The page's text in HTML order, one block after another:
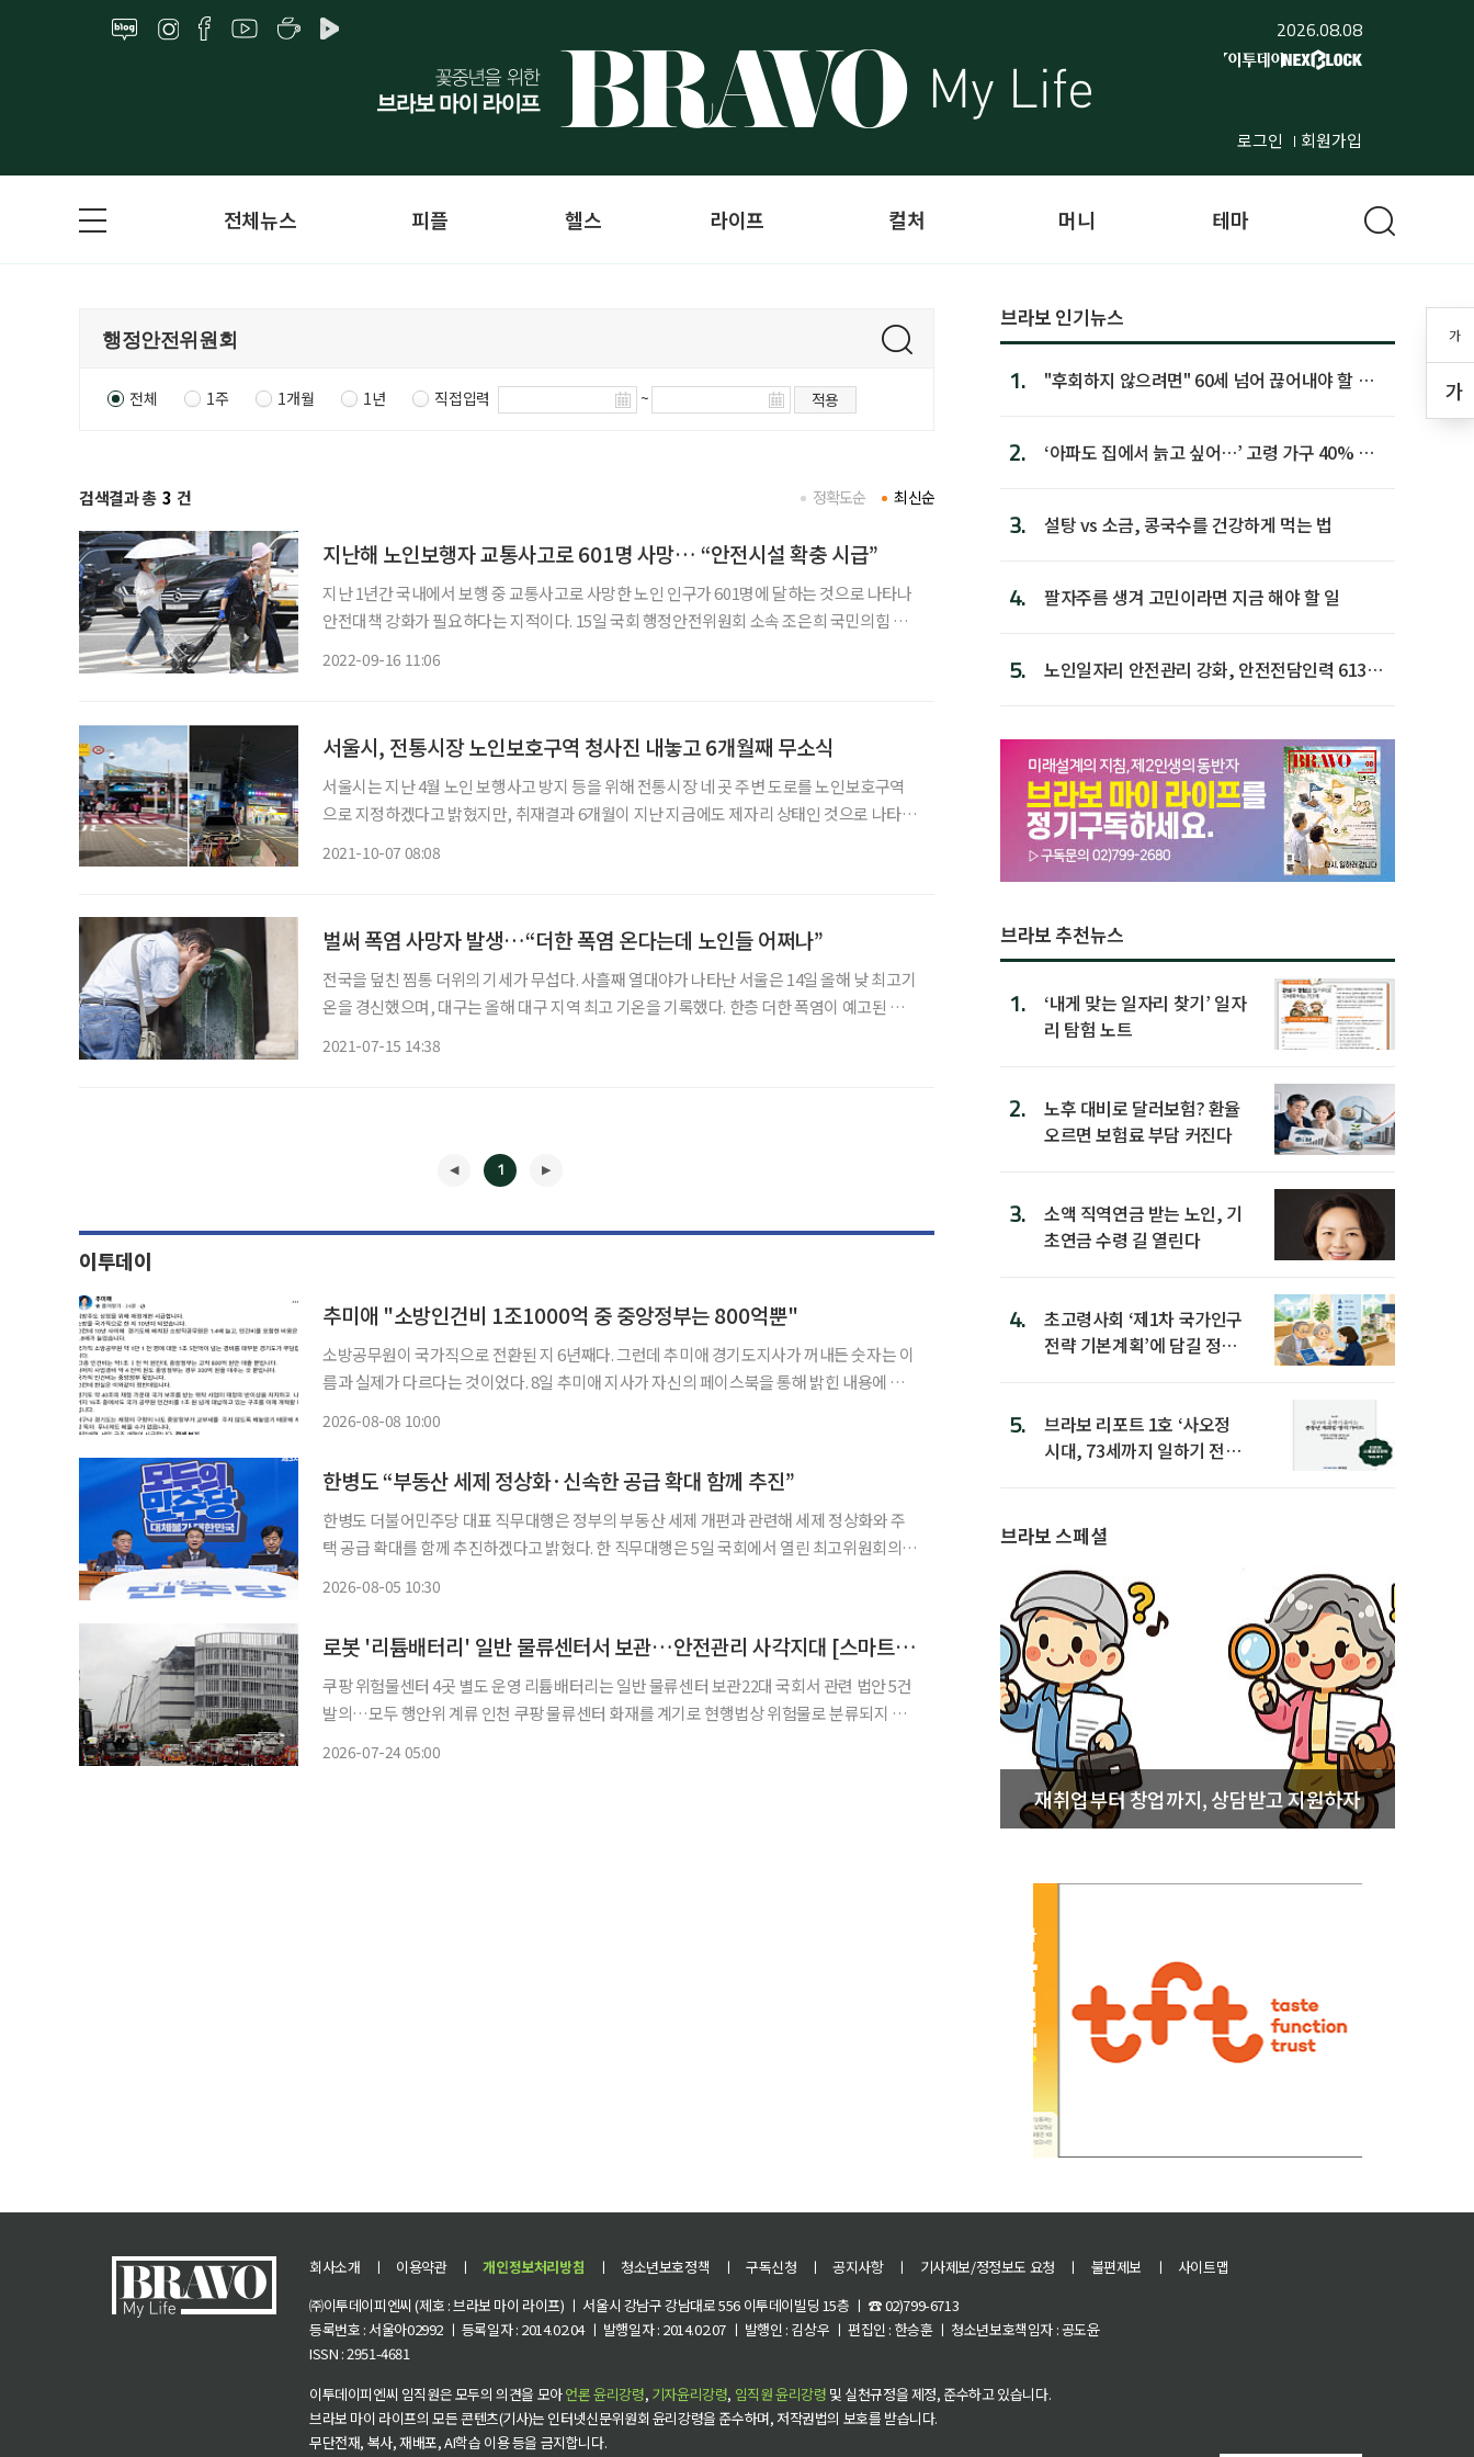
2026.08.08
로그인 회원가입
가
가
전체뉴스 피플 헬스 라이프 컬처 머니 테마
전체 1주 1개월 1년 직접입력 ~ 적용
검색결과 총 3 건 최신순
정확도순
지난해 노인보행자 교통사고로 601명 사망… “안전시설 확충 시급”
지난 1년간 국내에서 보행 중 교통사고로 사망한 노인 인구가 601명에 달하는 것으로 나타나
안전대책 강화가 필요하다는 지적이다. 15일 국회 행정안전위원회 소속 조은희 국민의힘 의
2022-09-16 11:06
서울시, 전통시장 노인보호구역 청사진 내놓고 6개월째 무소식
서울시는 지난 4월 노인 보행사고 방지 등을 위해 전통시장 네 곳 주변 도로를 노인보호구역
으로 지정하겠다고 밝혔지만, 취재결과 6개월이 지난 지금에도 제자리 상태인 것으로 나타났
2021-10-07 08:08
벌써 폭염 사망자 발생…“더한 폭염 온다는데 노인들 어쩌나”
전국을 덮친 찜통 더위의 기세가 무섭다. 사흘째 열대야가 나타난 서울은 14일 올해 낮 최고기
온을 경신했으며, 대구는 올해 대구 지역 최고 기온을 기록했다. 한층 더한 폭염이 예고된 가
2021-07-15 14:38
1
이투데이
추미애 "소방인건비 1조1000억 중 중앙정부는 800억뿐"
소방공무원이 국가직으로 전환된 지 6년째다. 그런데 추미애 경기도지사가 꺼내든 숫자는 이
름과 실제가 다르다는 것이었다. 8일 추미애 지사가 자신의 페이스북을 통해 밝힌 내용에 따
2026-08-08 10:00
한병도 “부동산 세제 정상화·신속한 공급 확대 함께 추진”
한병도 더불어민주당 대표 직무대행은 정부의 부동산 세제 개편과 관련해 세제 정상화와 주
택 공급 확대를 함께 추진하겠다고 밝혔다. 한 직무대행은 5일 국회에서 열린 최고위원회의에
2026-08-05 10:30
로봇 '리튬배터리' 일반 물류센터서 보관…안전관리 사각지대 [스마트 물류의 그늘]
쿠팡 위험물센터 4곳 별도 운영 리튬배터리는 일반 물류센터 보관22대 국회서 관련 법안 5건
발의…모두 행안위 계류 인천 쿠팡 물류센터 화재를 계기로 현행법상 위험물로 분류되지 않
2026-07-24 05:00
브라보 인기뉴스
1.
"후회하지 않으려면" 60세 넘어 끊어내야 할 사
2.
‘아파도 집에서 늙고 싶어…’ 고령 가구 40% 노
3. 설탕 vs 소금, 콩국수를 건강하게 먹는 법
4. 팔자주름 생겨 고민이라면 지금 해야 할 일
5.
노인일자리 안전관리 강화, 안전전담인력 613명
브라보 추천뉴스
1.
‘내게 맞는 일자리 찾기’ 일자
리 탐험 노트
2.
노후 대비로 달러보험? 환율
오르면 보험료 부담 커진다
3.
소액 직역연금 받는 노인, 기
초연금 수령 길 열린다
4.
초고령사회 ‘제1차 국가인구
전략 기본계획’에 담길 정책
5.
브라보 리포트 1호 ‘사오정
시대, 73세까지 일하기 전략’
브라보 스페셜
재취업부터 창업까지, 상담받고 지원하자
회사소개 ㅣ 이용약관 ㅣ 개인정보처리방침 ㅣ 청소년보호정책 ㅣ 구독신청 ㅣ 공지사항 ㅣ 기사제보/정정보도 요청 ㅣ 불편제보 ㅣ
사이트맵
㈜이투데이피엔씨 (제호 : 브라보 마이 라이프) ㅣ 서울시 강남구 강남대로 556 이투데이빌딩 15층 ㅣ ☎ 02)799-6713
등록번호 : 서울아02992 ㅣ 등록일자 : 2014.02.04 ㅣ 발행일자 : 2014.02.07 ㅣ 발행인 : 김상우 ㅣ 편집인 : 한승훈 ㅣ 청소년보호책임자 : 공도윤
ISSN : 2951-4681
이투데이피엔씨 임직원은 모두의 의견을 모아언론 윤리강령, 기자윤리강령, 임직원 윤리강령 및 실천규정을 제정, 준수하고 있습니다.
브라보 마이 라이프의 모든 콘텐츠(기사)는 인터넷신문위원회 윤리강령을 준수하며, 저작권법의 보호를 받습니다.
무단전재, 복사, 재배포, AI학습 이용 등을 금지합니다.